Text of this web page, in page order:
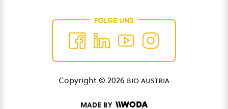
FOLGE UNS
Copyright © 2026 bio austria
MADE BY